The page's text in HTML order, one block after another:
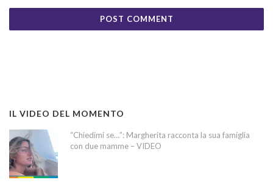
IL VIDEO DEL MOMENTO
“Chiedimi se…”: Margherita racconta la sua famiglia
con due mamme – VIDEO